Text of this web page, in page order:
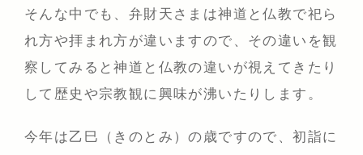
そんな中でも、弁財天さまは神道と仏教で祀ら
れ方や拝まれ方が違いますので、その違いを観
察してみると神道と仏教の違いが視えてきたり
して歴史や宗教観に興味が沸いたりします。
今年は乙巳（きのとみ）の歳ですので、初詣に